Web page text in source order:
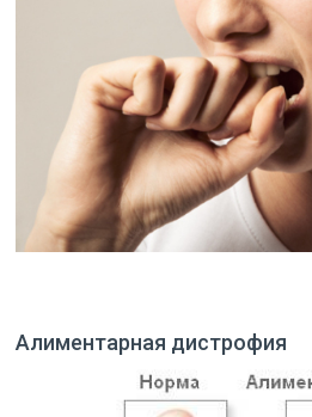
Алиментарная дистрофия